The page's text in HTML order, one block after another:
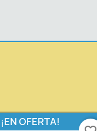
¡EN OFERTA!